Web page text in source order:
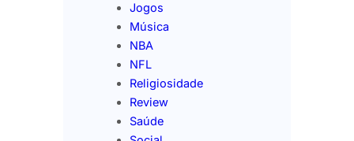
Jogos
Música
NBA
NFL
Religiosidade
Review
Saúde